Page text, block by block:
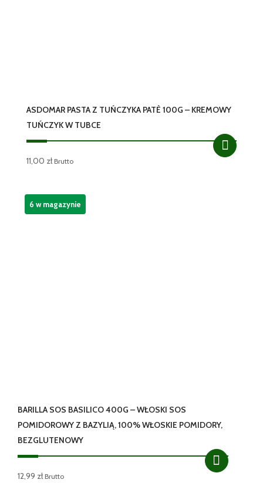
ASDOMAR PASTA Z TUŃCZYKA PATÈ 100G – KREMOWY
TUŃCZYK W TUBCE
11,00 zł Brutto
BARILLA SOS BASILICO 400G – WŁOSKI SOS
POMIDOROWY Z BAZYLIĄ, 100% WŁOSKIE POMIDORY,
BEZGLUTENOWY
12,99 zł Brutto
6 w magazynie